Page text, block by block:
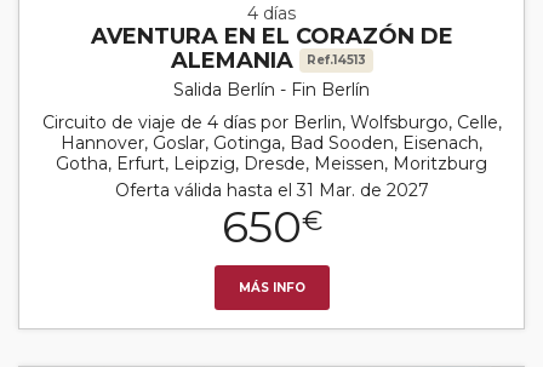
4 días
AVENTURA EN EL CORAZÓN DE
ALEMANIA
Ref.14513
Salida Berlín - Fin Berlín
Circuito de viaje de 4 días por Berlin, Wolfsburgo, Celle,
Hannover, Goslar, Gotinga, Bad Sooden, Eisenach,
Gotha, Erfurt, Leipzig, Dresde, Meissen, Moritzburg
Oferta válida hasta el 31 Mar. de 2027
650€
MÁS INFO